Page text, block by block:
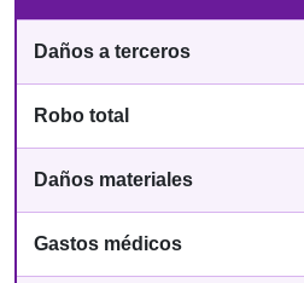
Daños a terceros
Robo total
Daños materiales
Gastos médicos